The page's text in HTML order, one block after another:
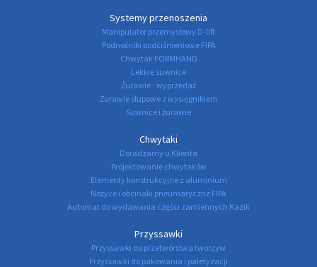
Systemy przenoszenia
Manipulator przemysłowy D-lift
Podnośniki podciśnieniowe FIPA
Chwytak FORMHAND
Lekkie suwnice
Żurawie - wyprzedaż
Żurawie słupowe z wysięgnikiem
Suwnice i żurawie
Chwytaki
Doradzamy u Klienta
Projektowanie chwytaków
Elementy konstrukcyjne z aluminium
Nożyce i obcinaki pneumatyczne FIPA
Automat do wydawania części zamiennych Kazik
Przyssawki
Przyssawki do przetwórstwa tworzyw
Przyssawki do pakowania i paletyzacji